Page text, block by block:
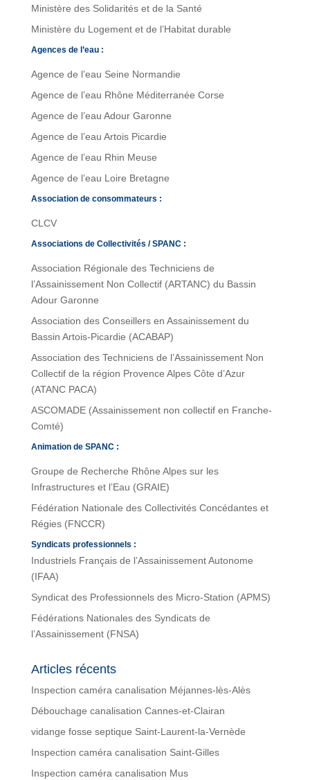
Ministère des Solidarités et de la Santé
Ministère du Logement et de l’Habitat durable
Agences de l’eau :
Agence de l’eau Seine Normandie
Agence de l’eau Rhône Méditerranée Corse
Agence de l’eau Adour Garonne
Agence de l’eau Artois Picardie
Agence de l’eau Rhin Meuse
Agence de l’eau Loire Bretagne
Association de consommateurs :
CLCV
Associations de Collectivités / SPANC :
Association Régionale des Techniciens de
l’Assainissement Non Collectif (ARTANC) du Bassin
Adour Garonne
Association des Conseillers en Assainissement du
Bassin Artois-Picardie (ACABAP)
Association des Techniciens de l’Assainissement Non
Collectif de la région Provence Alpes Côte d’Azur
(ATANC PACA)
ASCOMADE (Assainissement non collectif en Franche-
Comté)
Animation de SPANC :
Groupe de Recherche Rhône Alpes sur les
Infrastructures et l’Eau (GRAIE)
Fédération Nationale des Collectivités Concédantes et
Régies (FNCCR)
Syndicats professionnels :
Industriels Français de l’Assainissement Autonome
(IFAA)
Syndicat des Professionnels des Micro-Station (APMS)
Fédérations Nationales des Syndicats de
l’Assainissement (FNSA)
Articles récents
Inspection caméra canalisation Méjannes-lès-Alès
Débouchage canalisation Cannes-et-Clairan
vidange fosse septique Saint-Laurent-la-Vernède
Inspection caméra canalisation Saint-Gilles
Inspection caméra canalisation Mus